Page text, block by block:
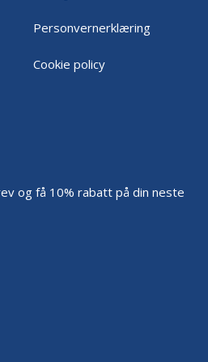
Personvernerklæring
Cookie policy
og få 10% rabatt på din neste